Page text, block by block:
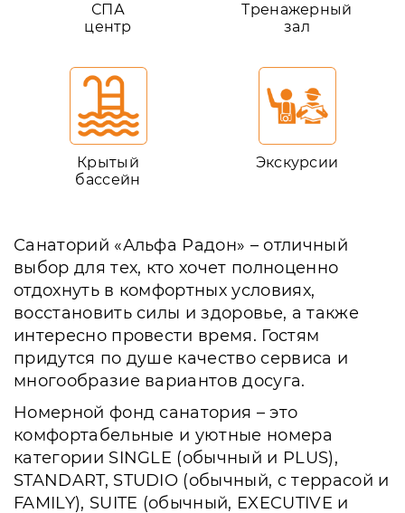
СПА
центр
Тренажерный
зал
Крытый
бассейн
Экскурсии
Санаторий «Альфа Радон» – отличный
выбор для тех, кто хочет полноценно
отдохнуть в комфортных условиях,
восстановить силы и здоровье, а также
интересно провести время. Гостям
придутся по душе качество сервиса и
многообразие вариантов досуга.
Номерной фонд санатория – это
комфортабельные и уютные номера
категории SINGLE (обычный и PLUS),
STANDART, STUDIO (обычный, с террасой и
FAMILY), SUITE (обычный, EXECUTIVE и